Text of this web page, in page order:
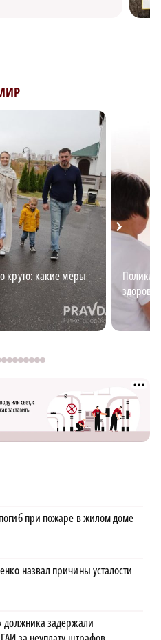
круто: какие меры
при пожаре в жилом доме
назвал причины усталости
должника задержали